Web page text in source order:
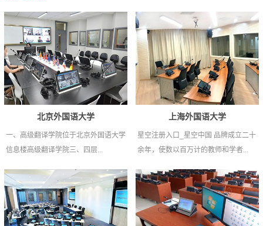
北京外国语大学
一、高级翻译学院位于北京外国语大学
信息楼高级翻译学院三、四层...
上海外国语大学
星空注册入口_星空中国 品牌成立二十
余年，使数以百万计的教师和学者...